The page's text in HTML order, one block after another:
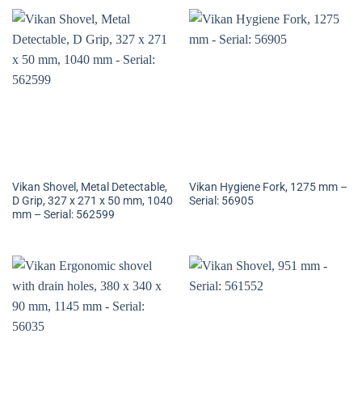
Vikan Shovel, Metal Detectable,
D Grip, 327 x 271 x 50 mm, 1040
mm – Serial: 562599
Vikan Hygiene Fork, 1275 mm –
Serial: 56905